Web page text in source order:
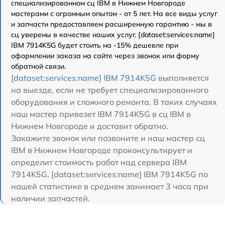
специализированном сц IBM в Нижнем Новгороде
мастерами с огромным опытом - от 5 лет. На все виды услуг
и запчасти предоставляем расширенную гарантию - мы в
сц уверены в качестве наших услуг. [dataset:services:name]
IBM 7914K5G будет стоить на -15% дешевле при
оформлении заказа на сайте через звонок или форму
обратной связи.
[dataset:services:name] IBM 7914K5G выполняется
на выезде, если не требует специализированного
оборудования и сложного ремонта. В таких случаях
наш мастер привезет IBM 7914K5G в сц IBM в
Нижнем Новгороде и доставит обратно.
Закажите звонок или позвоните и наш мастер сц
IBM в Нижнем Новгороде проконсультирует и
определит стоимость работ над сервера IBM
7914K5G. [dataset:services:name] IBM 7914K5G по
нашей статистике в среднем занимает 3 часа при
наличии запчастей.